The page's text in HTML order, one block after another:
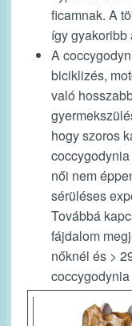
ficamnak. A
így gyakoribb
A
biciklizés,
való
hogy szoros
női nem
sérüléses
Továbbá
fájdalom
nőknél és >